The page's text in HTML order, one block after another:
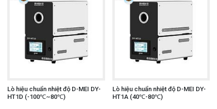
Lò hiệu chuẩn nhiệt độ D-MEI DY-
HT1D (-100℃~80℃)
Lò hiệu chuẩn nhiệt độ D-MEI DY-
HT1A (40℃-80℃)